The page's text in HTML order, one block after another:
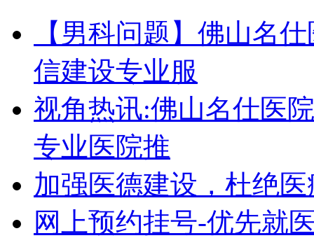
【男科问题】佛山名
信建设专业服
视角热讯:佛山名仕医
专业医院推
加强医德建设，杜绝
网上预约挂号-优先就